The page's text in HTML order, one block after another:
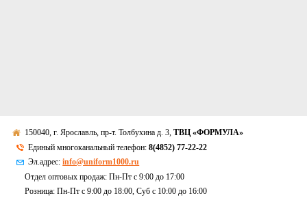
150040, г. Ярославль, пр-т. Толбухина д. 3,ТВЦ «ФОРМУЛА»
Единый многоканальный телефон:8(4852) 77-22-22
Эл.адрес:info@uniform1000.ru
Отдел оптовых продаж: Пн-Пт с 9:00 до 17:00
Розница: Пн-Пт с 9:00 до 18:00, Суб c 10:00 до 16:00